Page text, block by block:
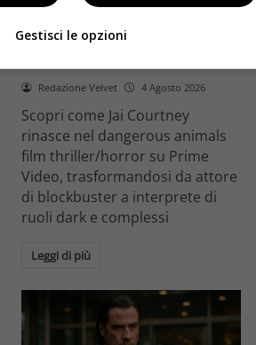
Dangerous Animals su Prime
Redazione Velvet 4 Agosto 2026
Scopri come Jai Courtney
rinasce nel dangerous animals
film thriller/horror su Prime
Video, trasformandosi da attore
di blockbuster a interprete di
ruoli dark e complessi
Leggi di più
Gestisci le opzioni